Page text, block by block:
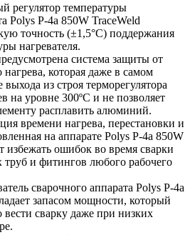
регулятор температуры
Polys P-4a 850W TraceWeld
точность (±1,5°С) поддержания
нагревателя.
система защиты от
которая даже в самом
выхода из строя терморегулятора
на уровне 300ºС и не позволяет
расплавить алюминий.
времени нагрева, перестановки и
на аппарате Polys P-4a 850W
избежать ошибок во время сварки
и фитингов любого рабочего
сварочного аппарата Polys P-4a
запасом мощности, который
вести сварку даже при низких